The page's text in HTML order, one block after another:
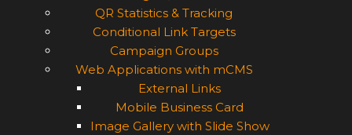
QR Statistics & Tracking
Conditional Link Targets
Campaign Groups
Web Applications with mCMS
External Links
Mobile Business Card
Image Gallery with Slide Show